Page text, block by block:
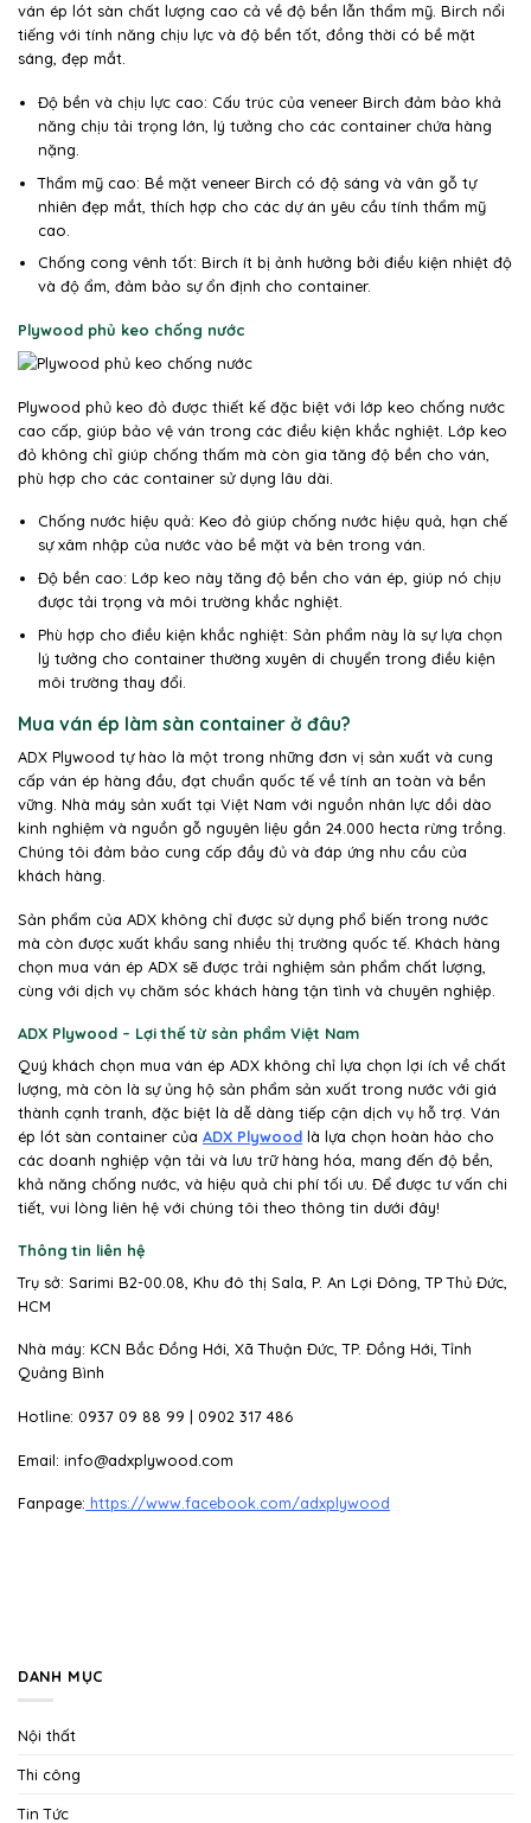
ván ép lót sàn chất lượng cao cả về độ bền lẫn thẩm mỹ. Birch nổi
tiếng với tính năng chịu lực và độ bền tốt, đồng thời có bề mặt
sáng, đẹp mắt.
Độ bền và chịu lực cao: Cấu trúc của veneer Birch đảm bảo khả
năng chịu tải trọng lớn, lý tưởng cho các container chứa hàng
nặng.
Thẩm mỹ cao: Bề mặt veneer Birch có độ sáng và vân gỗ tự
nhiên đẹp mắt, thích hợp cho các dự án yêu cầu tính thẩm mỹ
cao.
Chống cong vênh tốt: Birch ít bị ảnh hưởng bởi điều kiện nhiệt độ
và độ ẩm, đảm bảo sự ổn định cho container.
Plywood phủ keo chống nước
Plywood phủ keo đỏ được thiết kế đặc biệt với lớp keo chống nước
cao cấp, giúp bảo vệ ván trong các điều kiện khắc nghiệt. Lớp keo
đỏ không chỉ giúp chống thấm mà còn gia tăng độ bền cho ván,
phù hợp cho các container sử dụng lâu dài.
Chống nước hiệu quả: Keo đỏ giúp chống nước hiệu quả, hạn chế
sự xâm nhập của nước vào bề mặt và bên trong ván.
Độ bền cao: Lớp keo này tăng độ bền cho ván ép, giúp nó chịu
được tải trọng và môi trường khắc nghiệt.
Phù hợp cho điều kiện khắc nghiệt: Sản phẩm này là sự lựa chọn
lý tưởng cho container thường xuyên di chuyển trong điều kiện
môi trường thay đổi.
Mua ván ép làm sàn container ở đâu?
ADX Plywood tự hào là một trong những đơn vị sản xuất và cung
cấp ván ép hàng đầu, đạt chuẩn quốc tế về tính an toàn và bền
vững. Nhà máy sản xuất tại Việt Nam với nguồn nhân lực dồi dào
kinh nghiệm và nguồn gỗ nguyên liệu gần 24.000 hecta rừng trồng.
Chúng tôi đảm bảo cung cấp đầy đủ và đáp ứng nhu cầu của
khách hàng.
Sản phẩm của ADX không chỉ được sử dụng phổ biến trong nước
mà còn được xuất khẩu sang nhiều thị trường quốc tế. Khách hàng
chọn mua ván ép ADX sẽ được trải nghiệm sản phẩm chất lượng,
cùng với dịch vụ chăm sóc khách hàng tận tình và chuyên nghiệp.
ADX Plywood – Lợi thế từ sản phẩm Việt Nam
Quý khách chọn mua ván ép ADX không chỉ lựa chọn lợi ích về chất
lượng, mà còn là sự ủng hộ sản phẩm sản xuất trong nước với giá
thành cạnh tranh, đặc biệt là dễ dàng tiếp cận dịch vụ hỗ trợ. Ván
ép lót sàn container của ADX Plywood là lựa chọn hoàn hảo cho
các doanh nghiệp vận tải và lưu trữ hàng hóa, mang đến độ bền,
khả năng chống nước, và hiệu quả chi phí tối ưu. Để được tư vấn chi
tiết, vui lòng liên hệ với chúng tôi theo thông tin dưới đây!
Thông tin liên hệ
Trụ sở: Sarimi B2-00.08, Khu đô thị Sala, P. An Lợi Đông, TP Thủ Đức,
HCM
Nhà máy: KCN Bắc Đồng Hới, Xã Thuận Đức, TP. Đồng Hới, Tỉnh
Quảng Bình
Hotline: 0937 09 88 99 | 0902 317 486
Email: info@adxplywood.com
Fanpage: https://www.facebook.com/adxplywood
DANH MỤC
Nội thất
Thi công
Tin Tức